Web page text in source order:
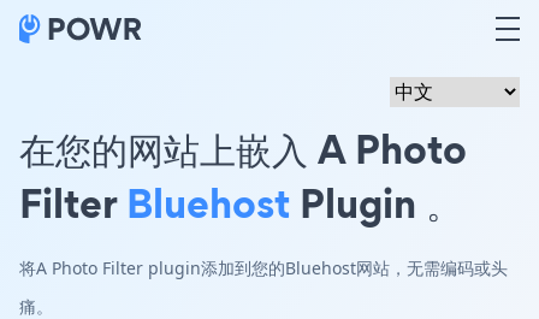
在您的网站上嵌入 A Photo
FilterBluehost Plugin 。
将A Photo Filter plugin添加到您的Bluehost网站，无需编码或头
痛。